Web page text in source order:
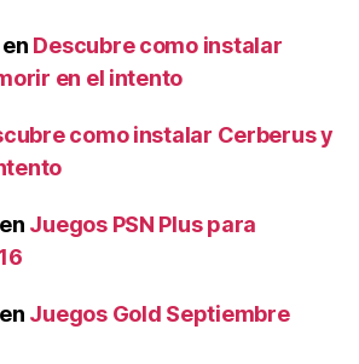
Descubre como instalar
en el intento
como instalar Cerberus y
en Juegos PSN Plus para
en Juegos Gold Septiembre